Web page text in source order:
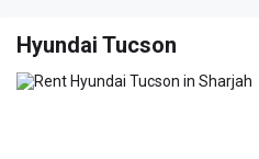
Hyundai Tucson